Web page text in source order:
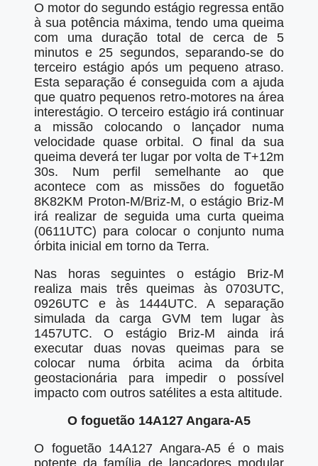
O motor do segundo estágio regressa então
à sua potência máxima, tendo uma queima
com uma duração total de cerca de 5
minutos e 25 segundos, separando-se do
terceiro estágio após um pequeno atraso.
Esta separação é conseguida com a ajuda
que quatro pequenos retro-motores na área
interestágio. O terceiro estágio irá continuar
a missão colocando o lançador numa
velocidade quase orbital. O final da sua
queima deverá ter lugar por volta de T+12m
30s. Num perfil semelhante ao que
acontece com as missões do foguetão
8K82KM Proton-M/Briz-M, o estágio Briz-M
irá realizar de seguida uma curta queima
(0611UTC) para colocar o conjunto numa
órbita inicial em torno da Terra.
Nas horas seguintes o estágio Briz-M
realiza mais três queimas às 0703UTC,
0926UTC e às 1444UTC. A separação
simulada da carga GVM tem lugar às
1457UTC. O estágio Briz-M ainda irá
executar duas novas queimas para se
colocar numa órbita acima da órbita
geostacionária para impedir o possível
impacto com outros satélites a esta altitude.
O foguetão 14A127 Angara-A5
O foguetão 14A127 Angara-A5 é o mais